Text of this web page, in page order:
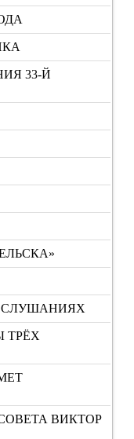
33-Й
СЛУШАНИЯХ
ТРЁХ
ВИКТОР